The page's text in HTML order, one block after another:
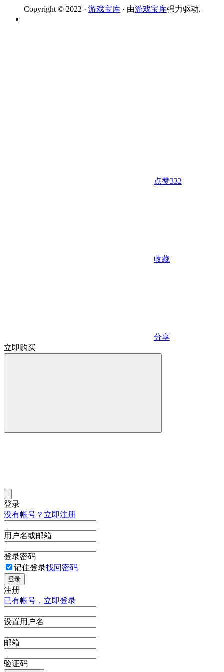
Copyright © 2022 · 游戏宝库 · 由游戏宝库强力驱动.
点赞332
收藏
分享
立即购买
登录
没有帐号？立即注册
用户名或邮箱
登录密码
记住登录找回密码
登录
注册
已有帐号，立即登录
设置用户名
邮箱
验证码